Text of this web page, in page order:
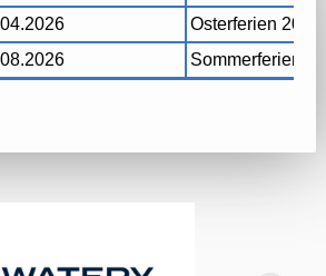
Osterferien 2026
Sommerferien